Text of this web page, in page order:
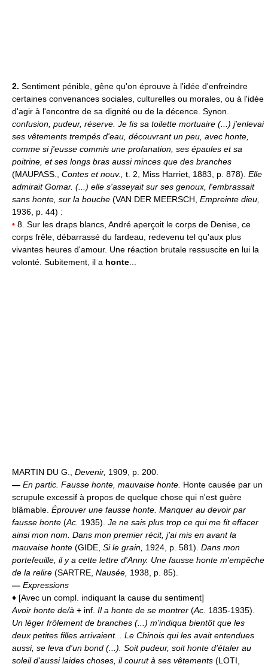
2. Sentiment pénible, gêne qu'on éprouve à l'idée d'enfreindre
certaines convenances sociales, culturelles ou morales, ou à l'idée
d'agir à l'encontre de sa dignité ou de la décence. Synon.
confusion, pudeur, réserve. Je fis sa toilette mortuaire (...) j'enlevai
ses vêtements trempés d'eau, découvrant un peu, avec honte,
comme si j'eusse commis une profanation, ses épaules et sa
poitrine, et ses longs bras aussi minces que des branches
(MAUPASS., Contes et nouv., t. 2, Miss Harriet, 1883, p. 878). Elle
admirait Gomar. (...) elle s'asseyait sur ses genoux, l'embrassait
sans honte, sur la bouche (VAN DER MEERSCH, Empreinte dieu,
1936, p. 44) :
• 8. Sur les draps blancs, André aperçoit le corps de Denise, ce
corps frêle, débarrassé du fardeau, redevenu tel qu'aux plus
vivantes heures d'amour. Une réaction brutale ressuscite en lui la
volonté. Subitement, il a honte
MARTIN DU G., Devenir, 1909, p. 200.
— En partic. Fausse honte, mauvaise honte. Honte causée par un
scrupule excessif à propos de quelque chose qui n'est guère
blâmable. Éprouver une fausse honte. Manquer au devoir par
fausse honte (Ac. 1935). Je ne sais plus trop ce qui me fit effacer
ainsi mon nom. Dans mon premier récit, j'ai mis en avant la
mauvaise honte (GIDE, Si le grain, 1924, p. 581). Dans mon
portefeuille, il y a cette lettre d'Anny. Une fausse honte m'empêche
de la relire (SARTRE, Nausée, 1938, p. 85).
— Expressions
♦ [Avec un compl. indiquant la cause du sentiment]
Avoir honte de/à + inf. Il a honte de se montrer (Ac. 1835-1935).
Un léger frôlement de branches (...) m'indiqua bientôt que les
deux petites filles arrivaient... Le Chinois qui les avait entendues
aussi, se leva d'un bond (...). Soit pudeur, soit honte d'étaler au
soleil d'aussi laides choses, il courut à ses vêtements (LOTI,